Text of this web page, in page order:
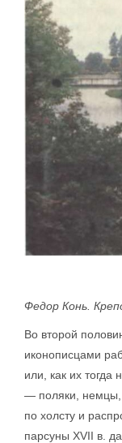
Федор Конь.
Во второй
иконописцами
или, как их
— поляки, немцы,
по холсту и
парсуны XVII в.